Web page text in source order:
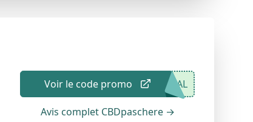
Voir le code promo UAL
Avis complet CBDpaschere→